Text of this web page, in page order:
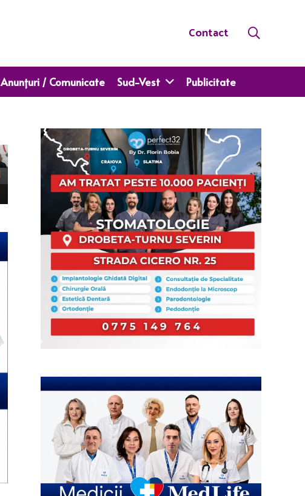
Contact
Anunțuri / Comunicate Sud-Vest Publicitate